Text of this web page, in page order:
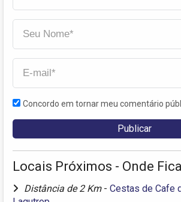
Concordo em tornar meu comentário
Locais Próximos - Onde
Distância de 2 Km - Cestas de Cafe